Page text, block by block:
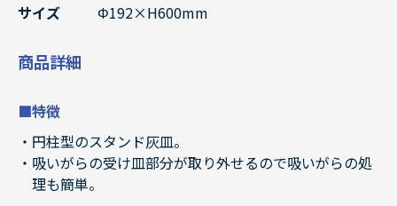
サイズ Φ192×H600mm
商品詳細
■特徴
円柱型のスタンド灰皿。
吸いがらの受け皿部分が取り外せるので吸いがらの処
理も簡単。